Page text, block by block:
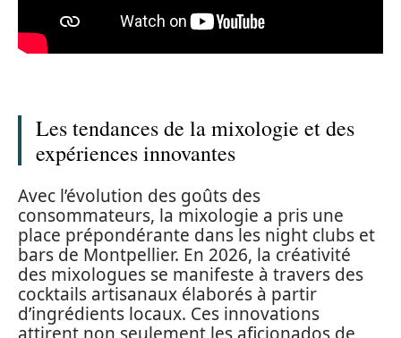
Les tendances de la mixologie et des
expériences innovantes
Avec l’évolution des goûts des
consommateurs, la mixologie a pris une
place prépondérante dans les night clubs et
bars de Montpellier. En 2026, la créativité
des mixologues se manifeste à travers des
cocktails artisanaux élaborés à partir
d’ingrédients locaux. Ces innovations
attirent non seulement les aficionados de